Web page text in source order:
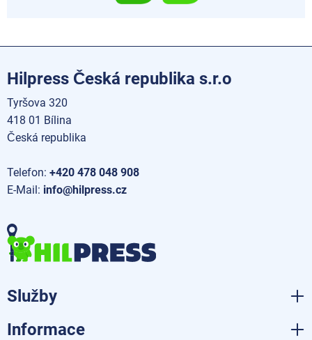
Hilpress Česká republika s.r.o
Tyršova 320
418 01 Bílina
Česká republika
Telefon: +420 478 048 908
E-Mail: info@hilpress.cz
Služby
Informace